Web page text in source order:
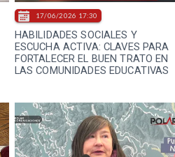
HABILIDADES SOCIALES Y
ESCUCHA ACTIVA: CLAVES PARA
FORTALECER EL BUEN TRATO EN
LAS COMUNIDADES EDUCATIVAS
17/06/2026 17:30